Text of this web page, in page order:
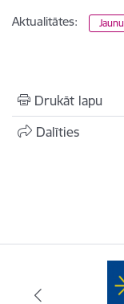
Aktualitātes:
Drukāt lapu
Dalīties